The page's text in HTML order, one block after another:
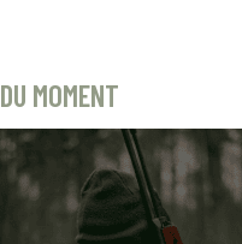
DU MOMENT